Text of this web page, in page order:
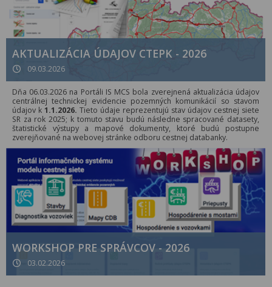
AKTUALIZÁCIA ÚDAJOV CTEPK - 2026
09.03.2026
Dňa 06.03.2026 na Portáli IS MCS bola zverejnená aktualizácia údajov
centrálnej technickej evidencie pozemných komunikácií so stavom
údajov k 1.1.2026. Tieto údaje reprezentujú stav údajov cestnej siete
SR za rok 2025; k tomuto stavu budú následne spracované datasety,
štatistické výstupy a mapové dokumenty, ktoré budú postupne
zverejňované na webovej stránke odboru cestnej databanky.
WORKSHOP PRE SPRÁVCOV - 2026
03.02.2026